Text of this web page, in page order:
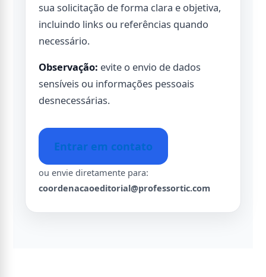
sua solicitação de forma clara e objetiva,
incluindo links ou referências quando
necessário.
Observação: evite o envio de dados
sensíveis ou informações pessoais
desnecessárias.
Entrar em contato
ou envie diretamente para:
coordenacaoeditorial@professortic.com